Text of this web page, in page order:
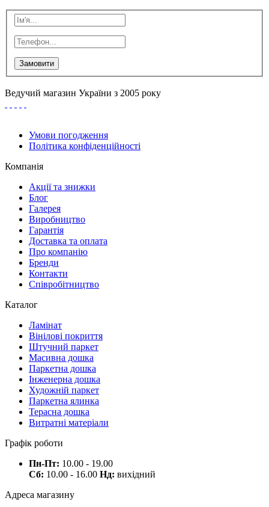
Замовити
Ведучий магазин України з 2005 року
Умови погодження
Політика конфіденційності
Компанія
Акції та знижки
Блог
Галерея
Виробництво
Гарантія
Доставка та оплата
Про компанію
Бренди
Контакти
Співробітництво
Каталог
Ламінат
Вінілові покриття
Штучний паркет
Масивна дошка
Паркетна дошка
Інженерна дошка
Художній паркет
Паркетна ялинка
Терасна дошка
Витратні матеріали
Графік роботи
Пн-Пт: 10.00 - 19.00
Сб: 10.00 - 16.00 Нд: вихідний
Адреса магазину